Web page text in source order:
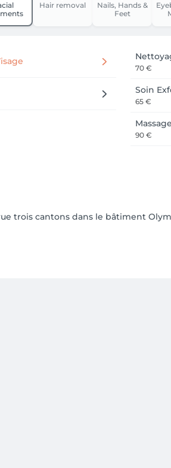
Hair removal
Nails, Hands &
Feet
70 €
Soin
65 €
90 €
trois cantons dans le bâtiment